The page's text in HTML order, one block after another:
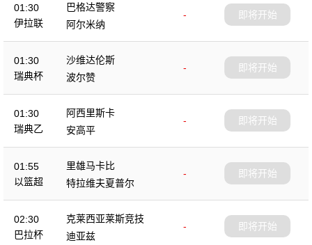
01:30
伊拉联
巴格达警察
-
阿尔米纳
即将开始
01:30
瑞典杯
沙维达伦斯
-
波尔赞
即将开始
01:30
瑞典乙
阿西里斯卡
-
安高平
即将开始
01:55
以篮超
里雄马卡比
-
特拉维夫夏普尔
即将开始
02:30
巴拉杯
克莱西亚莱斯竞技
-
迪亚兹
即将开始